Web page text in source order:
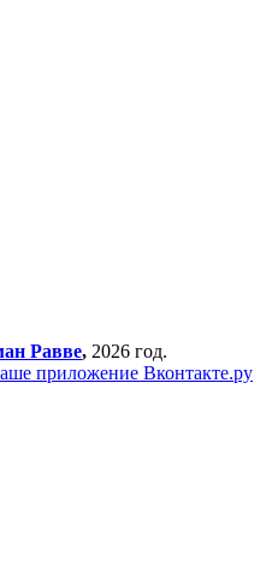
Равве, 2026 год.
приложение Вконтакте.ру